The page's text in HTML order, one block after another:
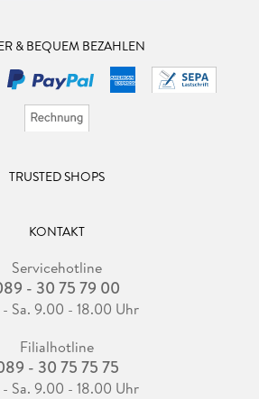
& BEQUEM BEZAHLEN
TRUSTED SHOPS
KONTAKT
Servicehotline
- 30 75 79 00
Sa. 9.00 - 18.00 Uhr
Filialhotline
- 30 75 75 75
Sa. 9.00 - 18.00 Uhr